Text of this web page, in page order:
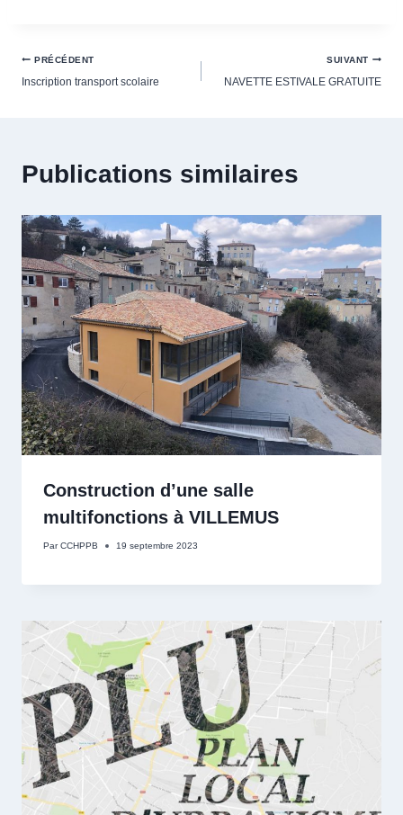
Navigation
PRÉCÉDENT
Inscription transport scolaire
SUIVANT
NAVETTE ESTIVALE GRATUITE
Publications similaires
Construction d’une salle
multifonctions à VILLEMUS
Par CCHPPB 19 septembre 2023